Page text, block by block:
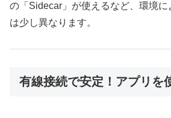
の「Sidecar」が使えるなど、環境
は少し異なります。
有線接続で安定！アプリを